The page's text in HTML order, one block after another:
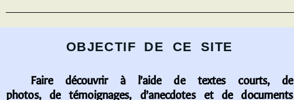
OBJECTIF DE CE SITE
Faire découvrir à l’aide de textes courts, de
photos, de témoignages, d’anecdotes et de documents